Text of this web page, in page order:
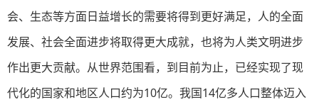
会、生态等方面日益增长的需要将得到更好满足，人的全面
发展、社会全面进步将取得更大成就，也将为人类文明进步
作出更大贡献。从世界范围看，到目前为止，已经实现了现
代化的国家和地区人口约为10亿。我国14亿多人口整体迈入